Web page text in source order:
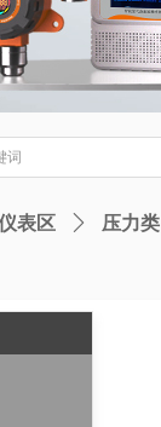
表区 ꄲ 压力类